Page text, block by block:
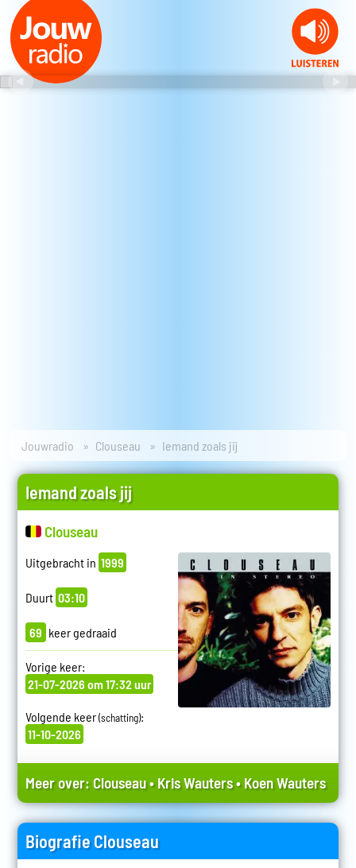
Jouwradio Clouseau Iemand zoals jij
Iemand zoals jij
Clouseau
Uitgebracht in 1999
Duurt 03:10
69 keer gedraaid
Vorige keer:
21-07-2026 om 17:32 uur
Volgende keer(schatting):
11-10-2026
Meer over: Clouseau•Kris Wauters•Koen Wauters
Biografie Clouseau